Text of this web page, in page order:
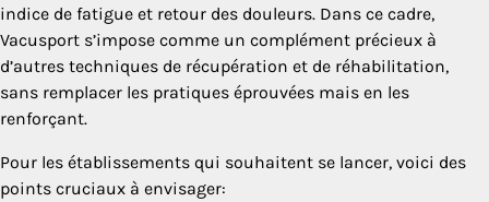
indice de fatigue et retour des douleurs. Dans ce cadre,
Vacusport s’impose comme un complément précieux à
d’autres techniques de récupération et de réhabilitation,
sans remplacer les pratiques éprouvées mais en les
renforçant.
Pour les établissements qui souhaitent se lancer, voici des
points cruciaux à envisager: